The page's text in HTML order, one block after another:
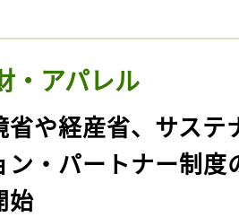
・アパレル
省や経産省、サステ
ン・パートナー制度
始